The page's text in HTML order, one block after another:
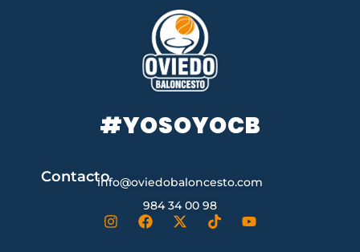
#YOSOYOCB
Contactoinfo@oviedobaloncesto.com
984 34 00 98